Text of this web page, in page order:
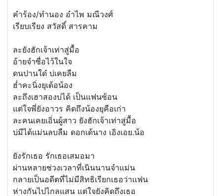
คำร้อง/ทำนอง อำไพ มณีวงศ์
เรียบเรียง สวัสดิ์ สารคาม
ละยังฮักเจ้าเท่าสู่มื้อ
อ้ายจำซื่อไว้ในใจ
ดนปานใด๋ บ่เคยลืม
ฮ่ำคะนิ่งยุเด้อน้อง
ละถึงเฮาสองบ่ได้ เป็นแฟนซ้อน
แต่ใจพี่ยังอาวร คิดถึงน้องยุคือเก่า
ละคนเคยเอิ่นผู้สาว ยังฮักเจ้าเท่าสู่มื้อ
บ่มีได้แม่นลบลืม ดอกเด้นาง เอิงเอย.น้อ
ยังรักเธอ รักเธอเสมอมา
ผ่านหลายช่วงเวลาที่เนินนานจำแม่น
กลายเป็นอดีตที่ไม่มีสิทธิเรียกเธอว่าแฟน
ห่างกันไปไกลแสน แต่ใจยังคิดถึงเธอ